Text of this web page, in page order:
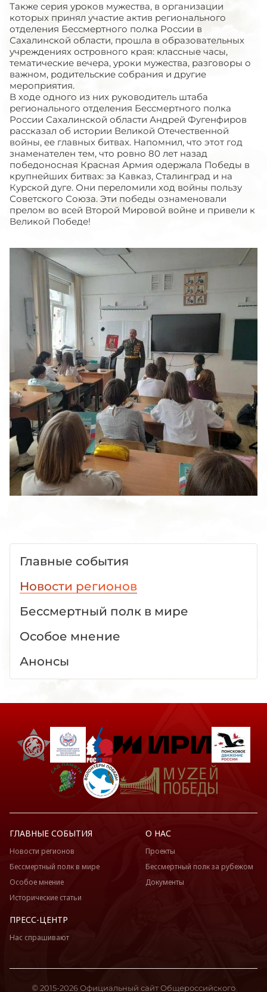
Также серия уроков мужества, в организации
которых принял участие актив регионального
отделения Бессмертного полка России в
Сахалинской области, прошла в образовательных
учреждениях островного края: классные часы,
тематические вечера, уроки мужества, разговоры о
важном, родительские собрания и другие
мероприятия.
В ходе одного из них руководитель штаба
регионального отделения Бессмертного полка
России Сахалинской области Андрей Фугенфиров
рассказал об истории Великой Отечественной
войны, ее главных битвах. Напомнил, что этот год
знаменателен тем, что ровно 80 лет назад
победоносная Красная Армия одержала Победы в
крупнейших битвах: за Кавказ, Сталинград и на
Курской дуге. Они переломили ход войны пользу
Советского Союза. Эти победы ознаменовали
прелом во всей Второй Мировой войне и привели к
Великой Победе!
Главные события
Новости регионов
Бессмертный полк в мире
Особое мнение
Анонсы
ГЛАВНЫЕ СОБЫТИЯ
Новости регионов
Бессмертный полк в мире
Особое мнение
Исторические статьи
О НАС
Проекты
Бессмертный полк за рубежом
Документы
ПРЕСС-ЦЕНТР
Нас спрашивают
© 2015-2026 Официальный сайт Общероссийского